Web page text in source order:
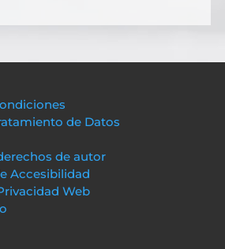
de Datos
de autor
Accesibilidad
Web